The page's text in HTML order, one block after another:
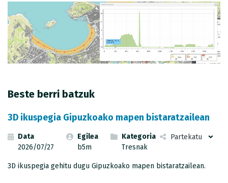
Beste berri batzuk
3D ikuspegia Gipuzkoako mapen bistaratzailean
Data
2026/07/27
Egilea
b5m
Kategoria
Tresnak
Partekatu
3D ikuspegia gehitu dugu Gipuzkoako mapen bistaratzailean.
METADATUEN KATALOGOA